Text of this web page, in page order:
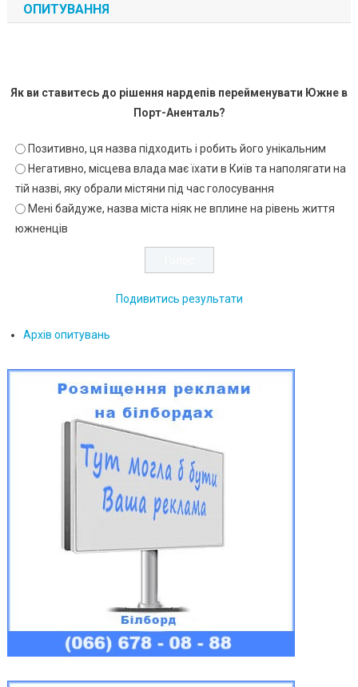
ОПИТУВАННЯ
Як ви ставитесь до рішення нардепів перейменувати Южне в
Порт-Аненталь?
Позитивно, ця назва підходить і робить його унікальним
Негативно, місцева влада має їхати в Київ та наполягати на
тій назві, яку обрали містяни під час голосування
Мені байдуже, назва міста ніяк не вплине на рівень життя
южненців
Подивитись результати
Архів опитувань